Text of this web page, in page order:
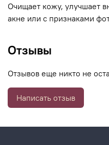
Очищает кожу, улучшает
акне или с признаками
Отзывы
Отзывов еще никто не
Написать отзыв